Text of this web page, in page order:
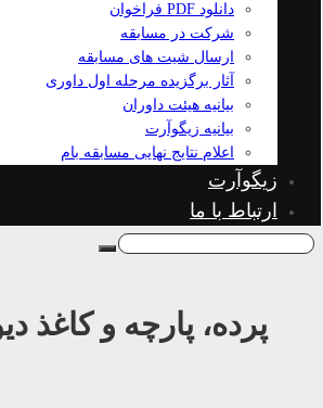
دانلود PDF فراخوان
شرکت در مسابقه
ارسال شیت های مسابقه
آثار برگزیده مرحله اول داوری
بیانیه هیئت داوران
بیانیه زیگوآرت
اعلام نتایج نهایی مسابقه بام
زیگوآرت
ارتباط با ما
پرده، پارچه و کاغذ